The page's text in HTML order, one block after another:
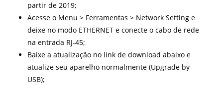
partir de 2019;
Acesse o Menu > Ferramentas > Network Setting e
deixe no modo ETHERNET e conecte o cabo de rede
na entrada RJ-45;
Baixe a atualização no link de download abaixo e
atualize seu aparelho normalmente (Upgrade by
USB);